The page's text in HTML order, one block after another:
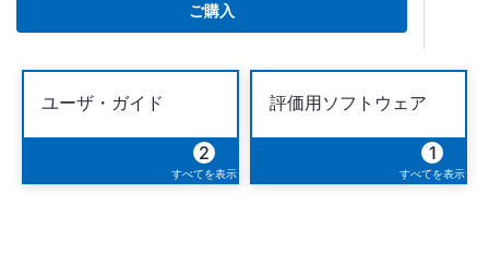
ご購入
ユーザ・ガイド
2
すべてを表示
評価用ソフトウェア
1
すべてを表示